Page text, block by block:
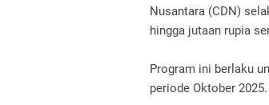
Nusantara (CDN)
hingga jutaan rupia
Program ini berlaku
periode Oktober 2025.